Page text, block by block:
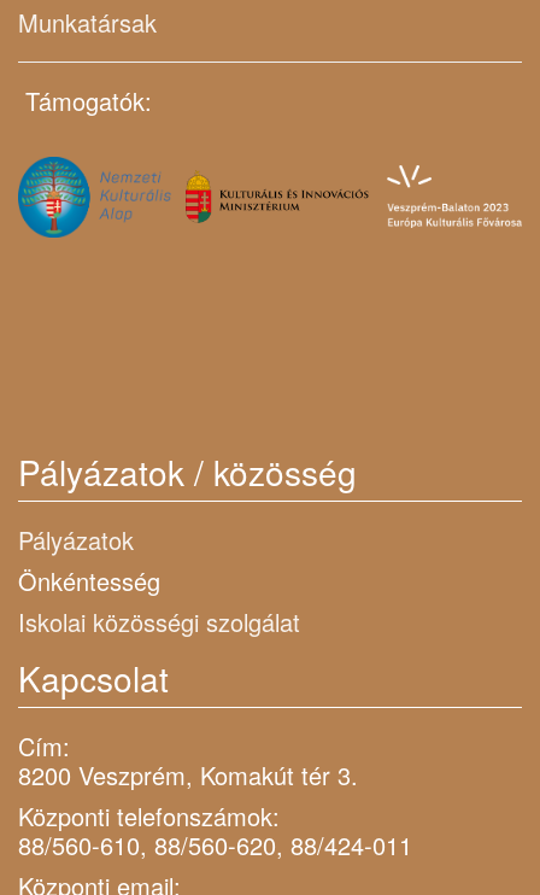
Munkatársak
Támogatók:
Pályázatok / közösség
Pályázatok
Önkéntesség
Iskolai közösségi szolgálat
Kapcsolat
Cím:
8200 Veszprém, Komakút tér 3.
Központi telefonszámok:
88/560-610, 88/560-620, 88/424-011
Központi email: